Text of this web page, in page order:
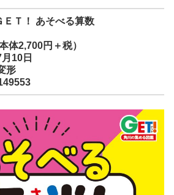
Ｔ！ あそべる算数
体2,700円＋税）
10日
形